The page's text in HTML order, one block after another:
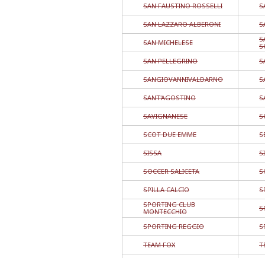
SAN FAUSTINO ROSSELLI
SAN LAZZARO ALBERONI
SAN MICHELESE
SAN PELLEGRINO
SANGIOVANNIVALDARNO
SANT'AGOSTINO
SAVIGNANESE
SCOT DUE EMME
SISSA
SOCCER SALICETA
SPILLA CALCIO
SPORTING CLUB
MONTECCHIO
SPORTING REGGIO
TEAM FOX